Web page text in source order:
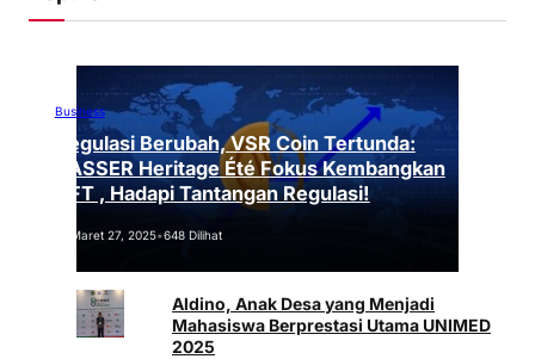
Business
Regulasi Berubah, VSR Coin Tertunda:
VASSER Heritage Été Fokus Kembangkan
NFT , Hadapi Tantangan Regulasi!
Maret 27, 2025•648 Dilihat
Aldino, Anak Desa yang Menjadi
Mahasiswa Berprestasi Utama UNIMED
2025